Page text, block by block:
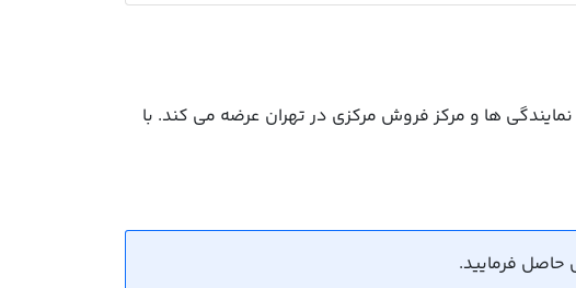
ها و مرکز فروش مرکزی در تهران عرضه می کند. با